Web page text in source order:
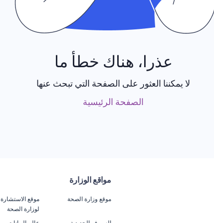
عذرا، هناك خطأ ما
لا يمكننا العثور على الصفحة التي تبحث عنها
الصفحة الرئيسية
مواقع الوزارة
موقع وزارة الصحة
موقع الاستشارة
لوزارة الصحة